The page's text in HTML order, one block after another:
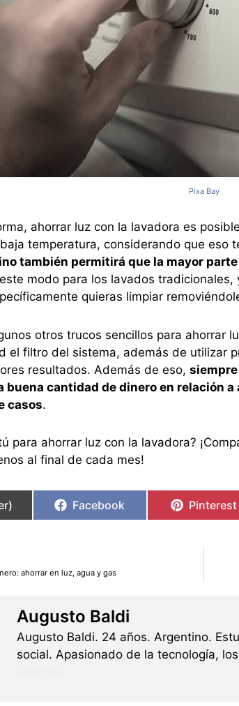
Pixa Bay
ahorrar luz con la lavadora es
temperatura, considerando que eso
también permitirá que la mayor
modo para los lavados
quieras limpiar
otros trucos sencillos para ahorrar
el filtro del sistema, además de utilizar
resultados. Además de eso,
buena cantidad de dinero en relación
casos.
para ahorrar luz con la lavadora?
al final de cada mes!
Facebook Pinterest
ahorrar en luz, agua y gas
Augusto Baldi
Augusto Baldi. 24 años. Argentino.
social. Apasionado de la tecnología,